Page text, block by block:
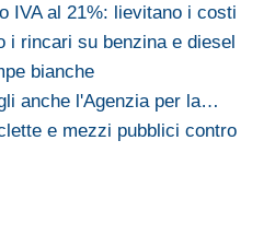
IVA al 21%: lievitano i costi
i rincari su benzina e diesel
bianche
anche l'Agenzia per la…
e mezzi pubblici contro